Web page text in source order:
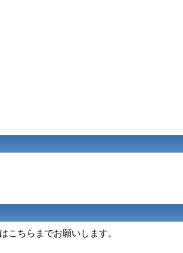
こちらまでお願いします。